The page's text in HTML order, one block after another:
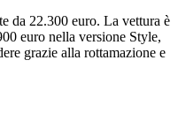
da 22.300 euro. La vettura è
euro nella versione Style,
grazie alla rottamazione e